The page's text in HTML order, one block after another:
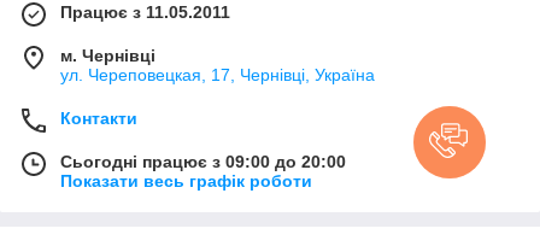
Працює з 11.05.2011
м. Чернівці
ул. Череповецкая, 17, Чернівці, Україна
Контакти
Сьогодні працює з 09:00 до 20:00
Показати весь графік роботи